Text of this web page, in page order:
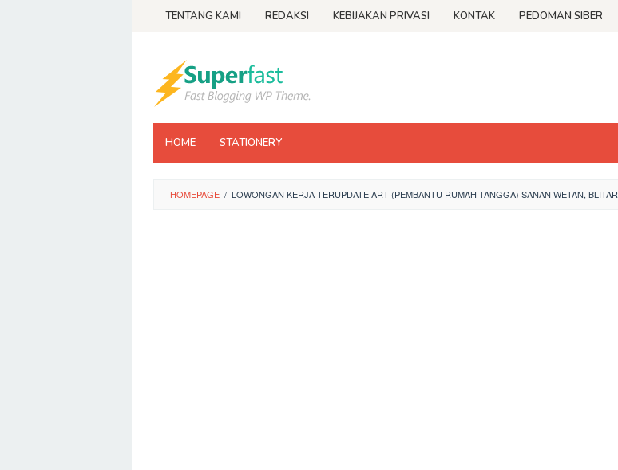
TENTANG KAMI REDAKSI KEBIJAKAN PRIVASI KONTAK PEDOMAN SIBER
HOME STATIONERY
HOMEPAGE / LOWONGAN KERJA TERUPDATE ART (PEMBANTU RUMAH TANGGA) SANAN WETAN, BLITAR